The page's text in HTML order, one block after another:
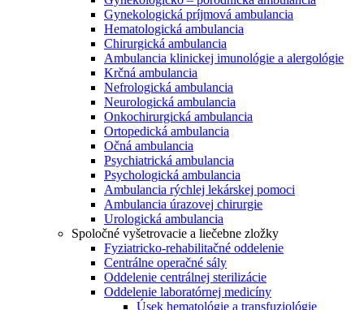
Gynekologická príjmová ambulancia
Hematologická ambulancia
Chirurgická ambulancia
Ambulancia klinickej imunológie a alergológie
Krčná ambulancia
Nefrologická ambulancia
Neurologická ambulancia
Onkochirurgická ambulancia
Ortopedická ambulancia
Očná ambulancia
Psychiatrická ambulancia
Psychologická ambulancia
Ambulancia rýchlej lekárskej pomoci
Ambulancia úrazovej chirurgie
Urologická ambulancia
Spoločné vyšetrovacie a liečebne zložky
Fyziatricko-rehabilitačné oddelenie
Centrálne operačné sály
Oddelenie centrálnej sterilizácie
Oddelenie laboratórnej medicíny
Úsek hematológie a transfuziológie